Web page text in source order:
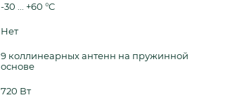
-30 ... +60 °C
Нет
9 коллинеарных антенн на пружинной
основе
720 Вт